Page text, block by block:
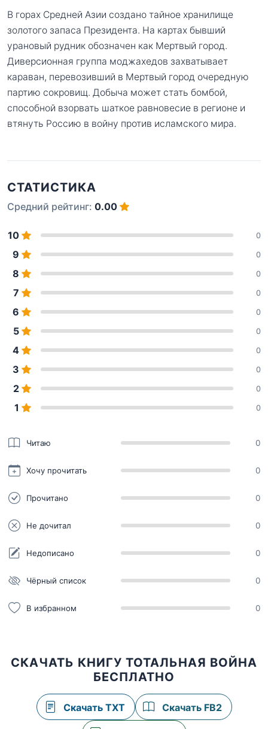
В горах Средней Азии создано тайное хранилище
золотого запаса Президента. На картах бывший
урановый рудник обозначен как Мертвый город.
Диверсионная группа моджахедов захватывает
караван, перевозивший в Мертвый город очередную
партию сокровищ. Добыча может стать бомбой,
способной взорвать шаткое равновесие в регионе и
втянуть Россию в войну против исламского мира.
СТАТИСТИКА
Средний рейтинг: 0.00
10 0
9 0
8 0
7 0
6 0
5 0
4 0
3 0
2 0
1 0
Читаю 0
Хочу прочитать 0
Прочитано 0
Не дочитал 0
Недописано 0
Чёрный список 0
В избранном 0
СКАЧАТЬ КНИГУ ТОТАЛЬНАЯ ВОЙНА
БЕСПЛАТНО
Скачать TXT Скачать FB2